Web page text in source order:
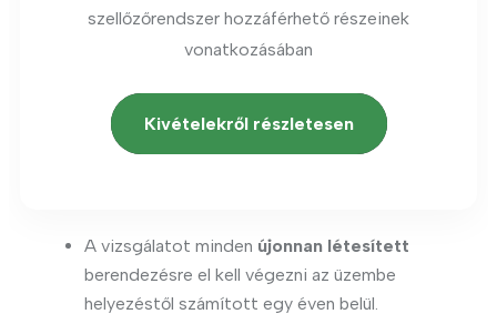
szellőzőrendszer hozzáférhető részeinek
vonatkozásában
Kivételekről részletesen
A vizsgálatot minden újonnan létesített
berendezésre el kell végezni az üzembe
helyezéstől számított egy éven belül.